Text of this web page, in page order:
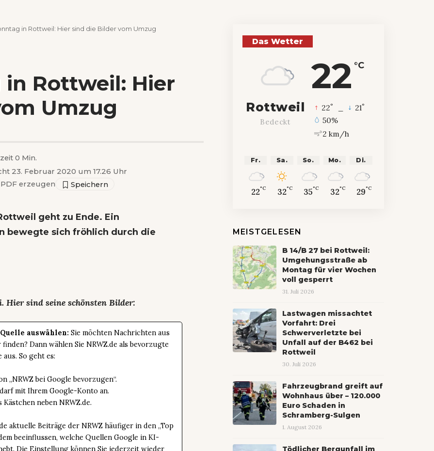
in Rottweil: Hier sind die Bilder vom Umzug
Rottweil: Hier
Umzug
23. Februar 2020 um 17.26 Uhr
PDF erzeugen
0 Min.
geht zu Ende. Ein
bewegte sich fröhlich durch die
Hier sind seine schönsten Bilder:
auswählen: Sie möchten Nachrichten aus
Dann wählen Sie NRWZ.de als bevorzugte
aus. So geht es:
„NRWZ bei Google bevorzugen“.
mit Ihrem Google-Konto an.
Kästchen neben NRWZ.de.
aktuelle Beiträge der NRWZ häufiger in den „Top
beeinflussen, welche Quellen Google in KI-
Die Einstellung können Sie jederzeit wieder
Das Wetter
22 °C
Rottweil
Bedeckt
22° 21°
50%
2 km/h
Fr.
22°C
Sa.
32°C
So.
35°C
Mo.
32°C
Di.
29°C
MEISTGELESEN
B 14/B 27 bei Rottweil:
Umgehungsstraße ab
Montag für vier Wochen
voll gesperrt
31. Juli 2026
Lastwagen missachtet
Vorfahrt: Drei
Schwerverletzte bei
Unfall auf der B462 bei
Rottweil
30. Juli 2026
Fahrzeugbrand greift auf
Wohnhaus über – 120.000
Euro Schaden in
Schramberg-Sulgen
1. August 2026